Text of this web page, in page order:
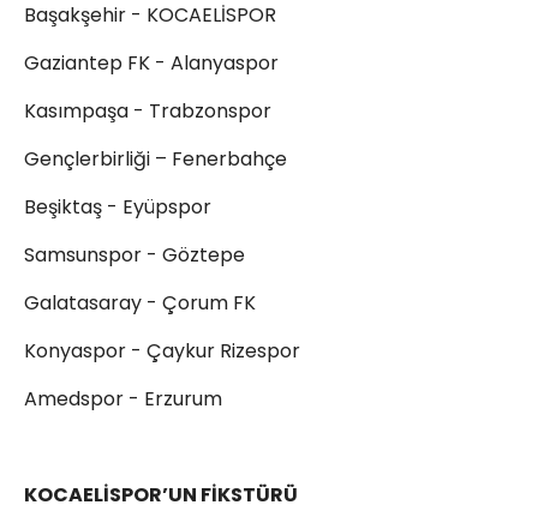
Başakşehir - KOCAELİSPOR
Gaziantep FK - Alanyaspor
Kasımpaşa - Trabzonspor
Gençlerbirliği – Fenerbahçe
Beşiktaş - Eyüpspor
Samsunspor - Göztepe
Galatasaray - Çorum FK
Konyaspor - Çaykur Rizespor
Amedspor - Erzurum
KOCAELİSPOR’UN FİKSTÜRÜ